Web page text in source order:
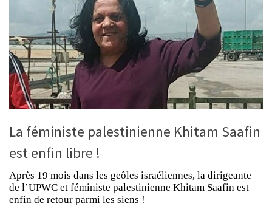
La féministe palestinienne Khitam Saafin
est enfin libre !
Après 19 mois dans les geôles israéliennes, la dirigeante
de l’UPWC et féministe palestinienne Khitam Saafin est
enfin de retour parmi les siens !